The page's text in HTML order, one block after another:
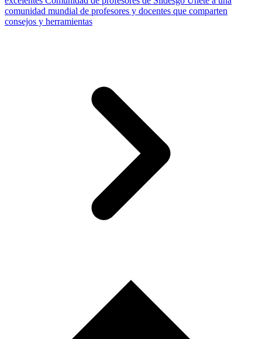
comunidad mundial de profesores y docentes que comparten
consejos y herramientas